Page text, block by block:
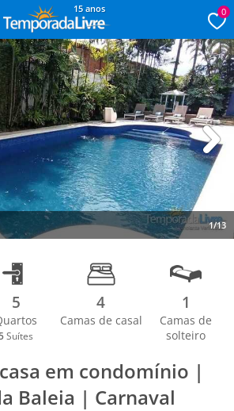
15 anos 0
1/13
Next
5
Suítes
4
Camas de casal
1
Camas de
solteiro
em condomínio |
Baleia | Carnaval